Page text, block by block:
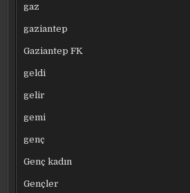
gaz
gaziantep
Gaziantep FK
geldi
gelir
gemi
genç
Genç kadın
Gençler